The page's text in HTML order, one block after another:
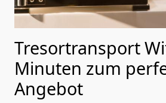
Tresortransport
Minuten zum
Angebot